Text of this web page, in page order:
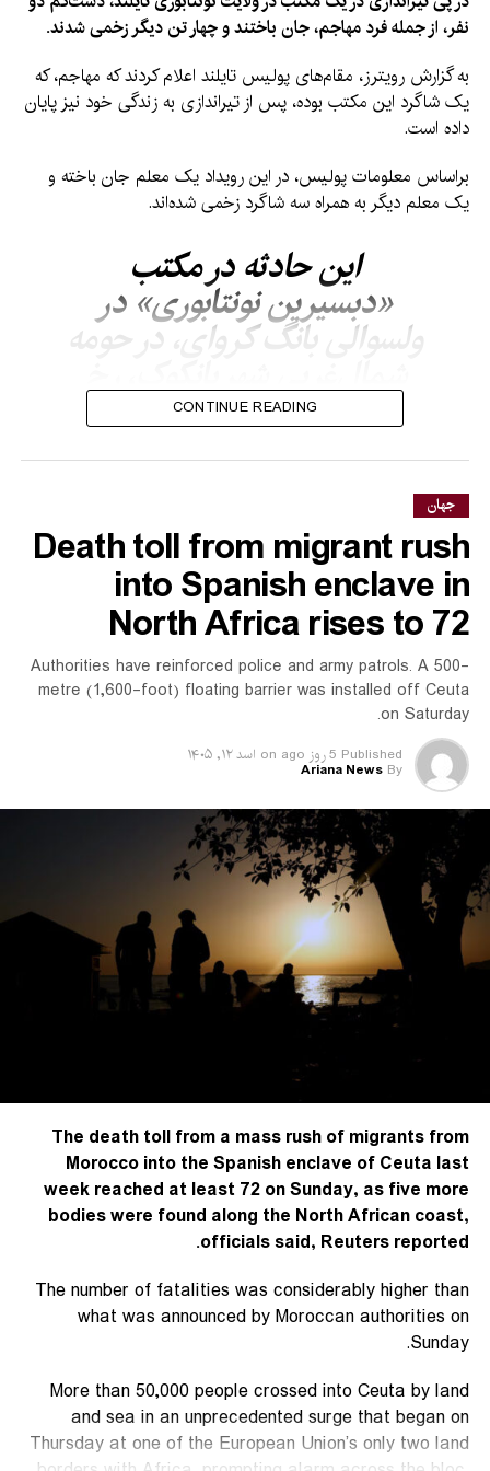
نفر، از جمله فرد مهاجم، جان باختند و چهار تن دیگر زخمی شدند.
به گزارش رویترز، مقام‌های پولیس تایلند اعلام کردند که مهاجم، که
یک شاگرد این مکتب بوده، پس از تیراندازی به زندگی خود نیز پایان
داده است.
براساس معلومات پولیس، در این رویداد یک معلم جان باخته و
یک معلم دیگر به همراه سه شاگرد زخمی شده‌اند.
این حادثه در مکتب
«دبسیرین نونتابوری» در
ولسوالی بانگ کروای، در حومه
شمال‌غربی شهر بانکوک، رخ
داده است. تصاویر منتشرشده
از محل رویداد، خروج
گسترده نیروهای کمکی و
آمبولانس‌ها را نشان می‌دهد.
این رویداد چند ماه پس از حادثه مشابهی در جنوب تایلند رخ
می‌دهد؛ جایی که در ماه فبروری یک معلم در تیراندازی داخل یک
مکتب کشته و یک شاگرد زخمی شده بود.
CONTINUE READING
جهان
Death toll from migrant rush
into Spanish enclave in
North Africa rises to 72
Authorities have reinforced police and army patrols. A 500-
metre (1,600-foot) floating barrier was installed off Ceuta
on Saturday.
Published 5 روز ago on اسد ۱۲, ۱۴۰۵
By
Ariana News
The death toll from a mass rush of migrants from
Morocco into the Spanish enclave of Ceuta last
week reached at least 72 ‌on Sunday, as five more
bodies were found along the North African coast,
officials said, Reuters reported.
The number of fatalities was considerably higher than
what was announced by Moroccan authorities on
Sunday.
More than 50,000 people crossed into Ceuta by land
and sea in an unprecedented surge that began on
Thursday at one of the European Union’s only two land